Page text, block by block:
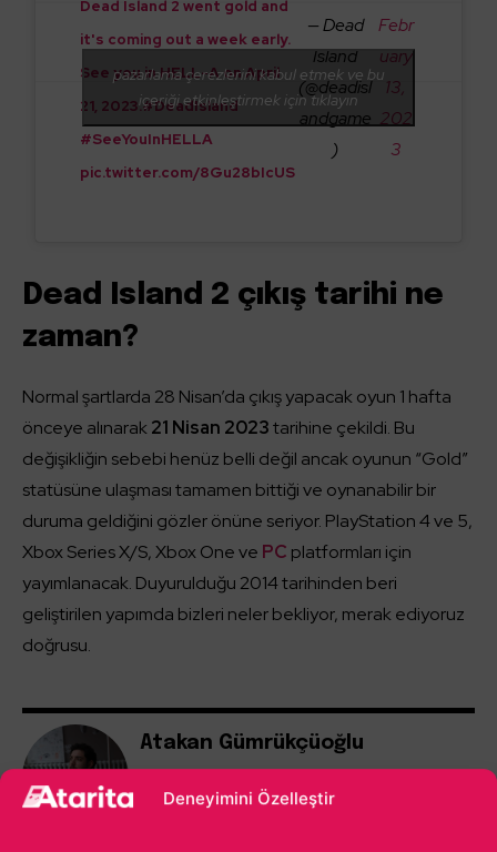
Deneyimini Özelleştir
Dead Island 2 went gold and
it's coming out a week early.
See you in HELL-A on April
21, 2023.#DeadIsland
#SeeYouInHELLA
pic.twitter.com/8Gu28bIcUS
— Dead
Island
(@deadisl
andgame
)
Febr
uary
13,
202
3
pazarlama çerezlerini kabul etmek ve bu
içeriği etkinleştirmek için tıklayın
Dead Island 2 çıkış tarihi ne
zaman?
Normal şartlarda 28 Nisan’da çıkış yapacak oyun 1 hafta
önceye alınarak21 Nisan 2023tarihine çekildi. Bu
değişikliğin sebebi henüz belli değil ancak oyunun “Gold”
statüsüne ulaşması tamamen bittiği ve oynanabilir bir
duruma geldiğini gözler önüne seriyor. PlayStation 4 ve 5,
Xbox Series X/S, Xbox One ve PC platformları için
yayımlanacak. Duyurulduğu 2014 tarihinden beri
geliştirilen yapımda bizleri neler bekliyor, merak ediyoruz
doğrusu.
Atakan Gümrükçüoğlu
Babadan gelme video oyun tutkunluğumun
önüne geçemiyor, yazdıkça yazıyor ve en